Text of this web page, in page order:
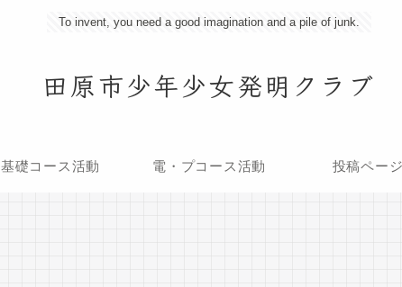
To invent, you need a good imagination and a pile of junk.
田原市少年少女発明クラブ
基礎コース活動 電・プコース活動 投稿ページ